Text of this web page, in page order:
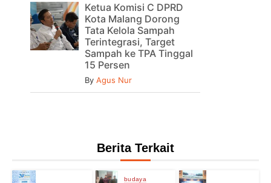
Ketua Komisi C DPRD
Kota Malang Dorong
Tata Kelola Sampah
Terintegrasi, Target
Sampah ke TPA Tinggal
15 Persen
By Agus Nur
Berita Terkait
budaya